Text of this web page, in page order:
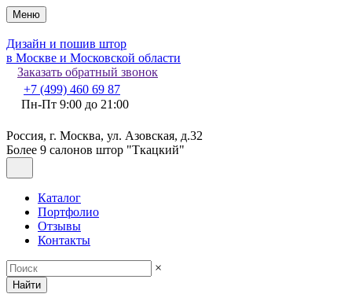
Меню
Дизайн и пошив штор
в Москве и Московской области
Заказать обратный звонок
+7 (499) 460 69 87
Пн-Пт 9:00 до 21:00
Россия, г. Москва, ул. Азовская, д.32
Более 9 салонов штор "Ткацкий"
Каталог
Портфолио
Отзывы
Контакты
×
Найти